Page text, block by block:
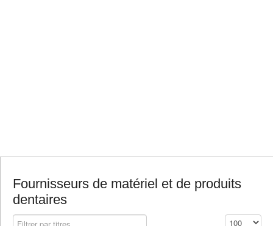
Fournisseurs de matériel et de produits
dentaires
Filtrer par titres Affichage #